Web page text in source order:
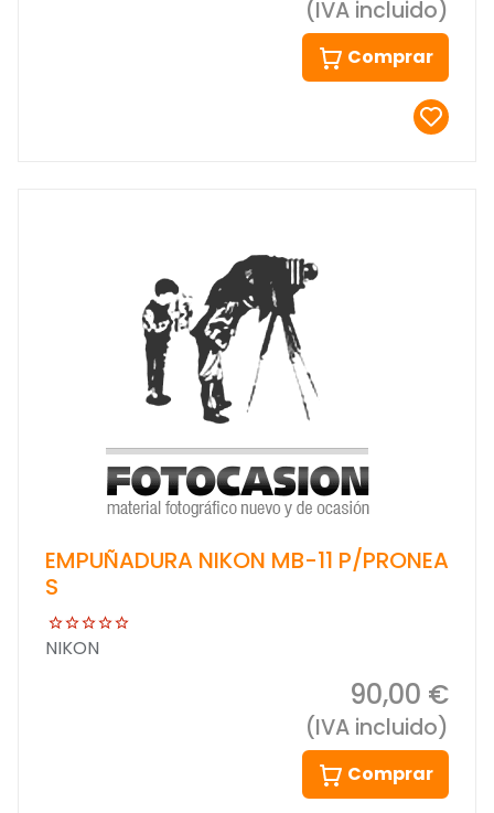
(IVA incluido)
Comprar
EMPUÑADURA NIKON MB-11 P/PRONEA
S
NIKON
90,00 €
(IVA incluido)
Comprar